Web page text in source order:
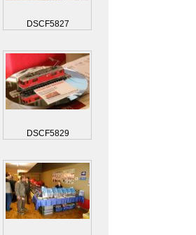
DSCF5827
DSCF5829